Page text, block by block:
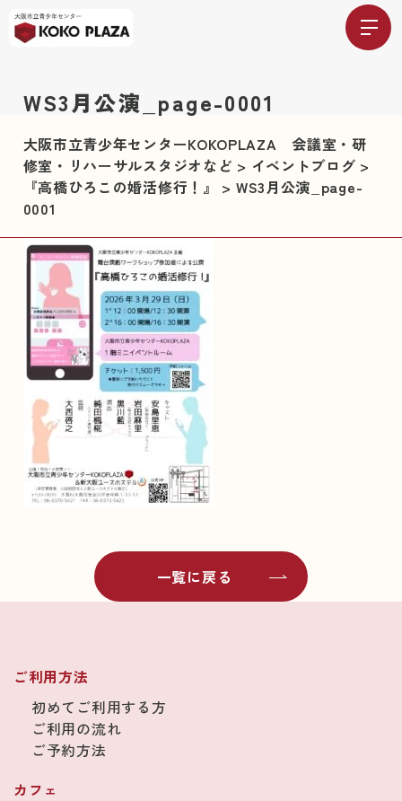
WS3月公演_page-0001
大阪市立青少年センターKOKOPLAZA 会議室・研
修室・リハーサルスタジオなど > イベントブログ >
『高橋ひろこの婚活修行！』
> WS3月公演_page-
0001
一覧に戻る
ご利用方法
初めてご利用する方
ご利用の流れ
ご予約方法
カフェ